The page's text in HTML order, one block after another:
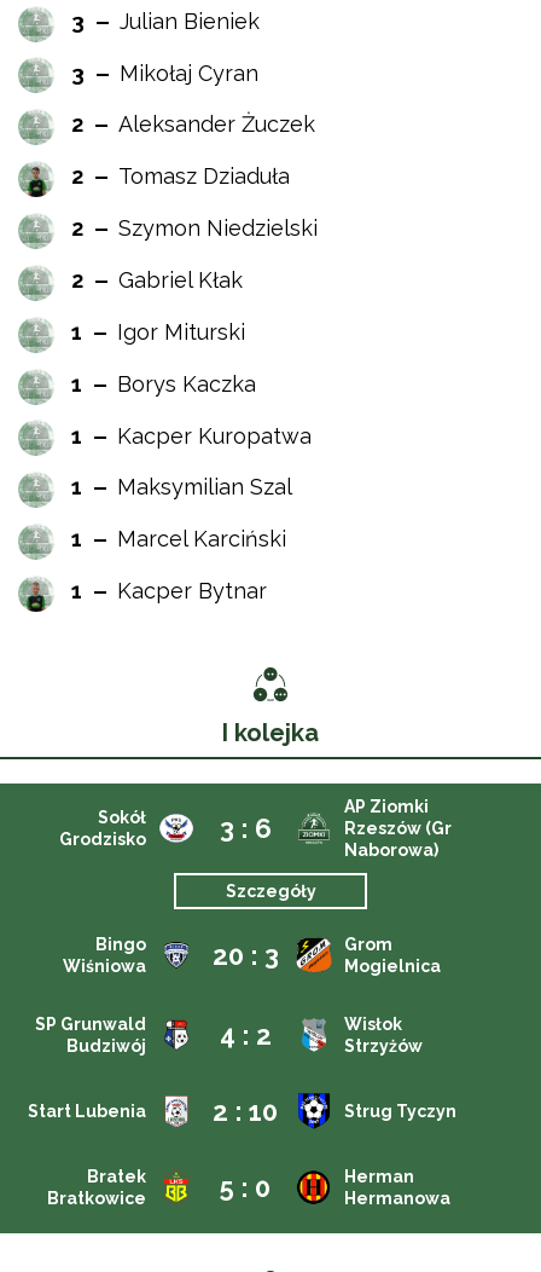
3 Julian Bieniek
3 Mikołaj Cyran
2 Aleksander Żuczek
2 Tomasz Dziaduła
2 Szymon Niedzielski
2 Gabriel Kłak
1 Igor Miturski
1 Borys Kaczka
1 Kacper Kuropatwa
1 Maksymilian Szal
1 Marcel Karciński
1 Kacper Bytnar
I kolejka
Sokół
Grodzisko
3 : 6
AP Ziomki
Rzeszów (Gr
Naborowa)
Szczegóły
Bingo
Wiśniowa
20 : 3
Grom
Mogielnica
SP Grunwald
Budziwój
4 : 2
Wisłok
Strzyżów
Start Lubenia 2 : 10 Strug Tyczyn
Bratek
Bratkowice
5 : 0
Herman
Hermanowa